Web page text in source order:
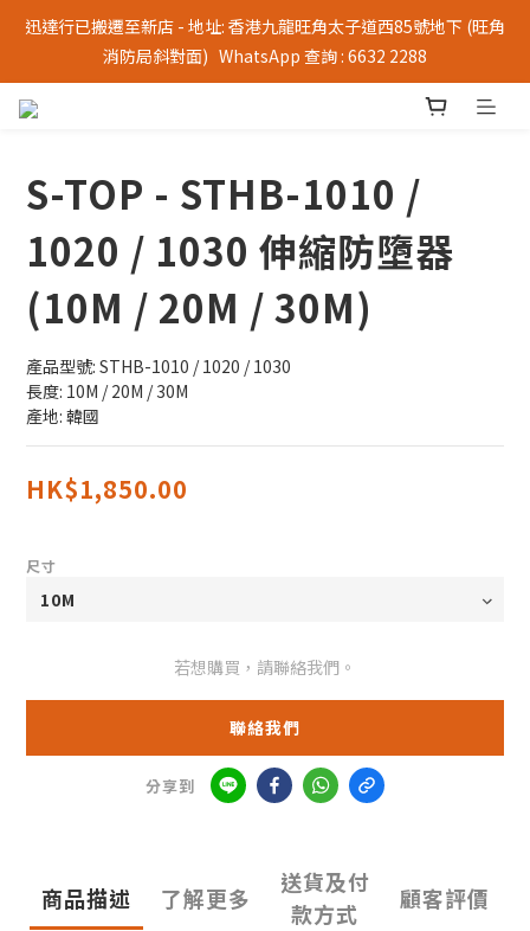
迅達行已搬遷至新店 - 地址: 香港九龍旺角太子道西85號地下 (旺角
消防局斜對面)   WhatsApp 查詢 : 6632 2288
S-TOP - STHB-1010 /
1020 / 1030 伸縮防墮器
(10M / 20M / 30M)
產品型號: STHB-1010 / 1020 / 1030
長度: 10M / 20M / 30M
產地: 韓國
HK$1,850.00
尺寸
若想購買，請聯絡我們。
聯絡我們
分享到
商品描述 了解更多
送貨及付
款方式
顧客評價